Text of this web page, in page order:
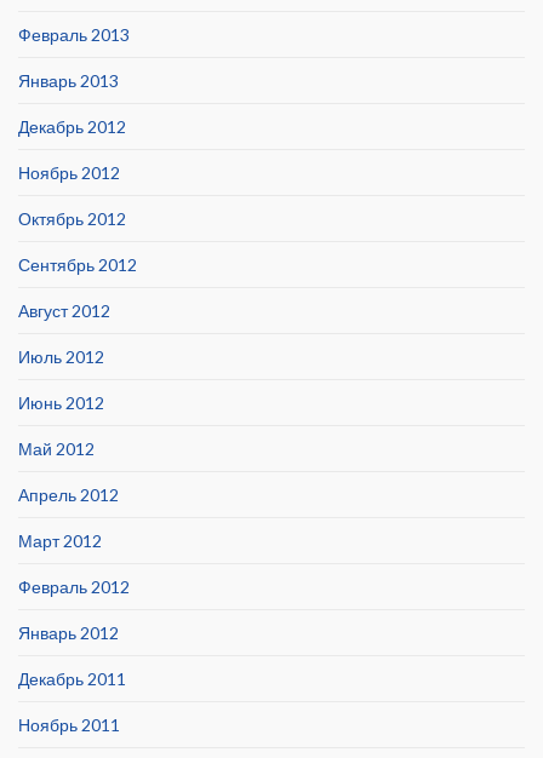
Февраль 2013
Январь 2013
Декабрь 2012
Ноябрь 2012
Октябрь 2012
Сентябрь 2012
Август 2012
Июль 2012
Июнь 2012
Май 2012
Апрель 2012
Март 2012
Февраль 2012
Январь 2012
Декабрь 2011
Ноябрь 2011